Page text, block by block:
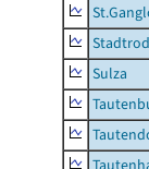
Sulza